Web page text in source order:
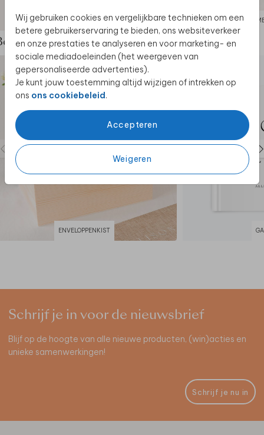
Wij gebruiken cookies en vergelijkbare technieken om een
betere gebruikerservaring te bieden, ons websiteverkeer
en onze prestaties te analyseren en voor marketing- en
sociale mediadoeleinden (het weergeven van
gepersonaliseerde advertenties).
Je kunt jouw toestemming altijd wijzigen of intrekken op
ons ons cookiebeleid.
Accepteren
Weigeren
MEMORYBOX
de complete set
ENVELOPPENKIST
Schrijf je in voor de nieuwsbrief
Blijf op de hoogte van alle nieuwe producten, (win)acties en
unieke samenwerkingen!
Schrijf je nu in